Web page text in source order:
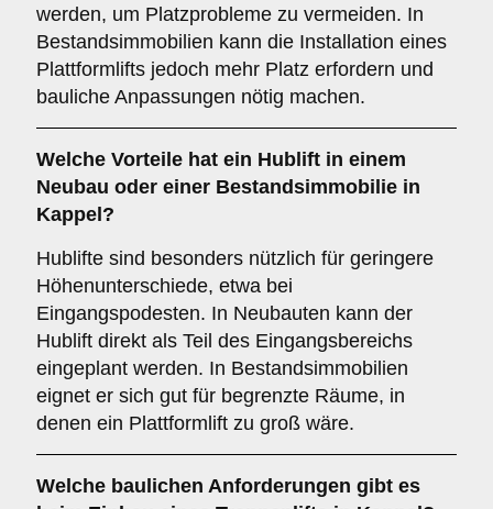
werden, um Platzprobleme zu vermeiden. In
Bestandsimmobilien kann die Installation eines
Plattformlifts jedoch mehr Platz erfordern und
bauliche Anpassungen nötig machen.
Welche Vorteile hat ein Hublift in einem
Neubau oder einer Bestandsimmobilie in
Kappel?
Hublifte sind besonders nützlich für geringere
Höhenunterschiede, etwa bei
Eingangspodesten. In Neubauten kann der
Hublift direkt als Teil des Eingangsbereichs
eingeplant werden. In Bestandsimmobilien
eignet er sich gut für begrenzte Räume, in
denen ein Plattformlift zu groß wäre.
Welche baulichen Anforderungen gibt es